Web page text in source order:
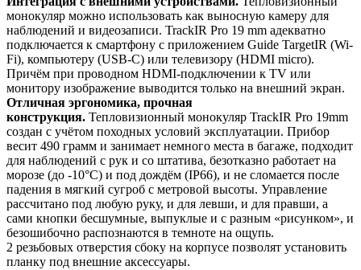
монокуляр можно использовать как выносную камеру для
наблюдений и видеозаписи. TrackIR Pro 19 mm адекватно
подключается к смартфону с приложением Guide TargetIR (Wi-
Fi), компьютеру (USB-C) или телевизору (HDMI micro).
Причём при проводном HDMI-подключении к TV или
монитору изображение выводится только на внешний экран.
Отличная эргономика, прочная
конструкция. Тепловизионный монокуляр TrackIR Pro 19mm
создан с учётом походных условий эксплуатации. Прибор
весит 490 грамм и занимает немного места в багаже, подходит
для наблюдений с рук и со штатива, безотказно работает на
морозе (до -10°C) и под дождём (IP66), и не сломается после
падения в мягкий сугроб с метровой высоты. Управление
рассчитано под любую руку, и для левши, и для правши, а
сами кнопки бесшумные, выпуклые и с разным «рисунком», и
безошибочно распознаются в темноте на ощупь.
2 резьбовых отверстия сбоку на корпусе позволят установить
планку под внешние аксессуары.